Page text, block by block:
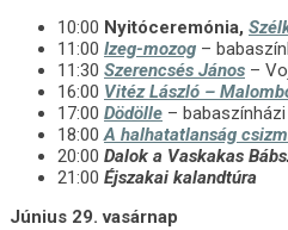
10:00 Nyitóceremónia,
11:00 Izeg-mozog –
11:30 Szerencsés János –
16:00 Vitéz László –
17:00 Dödölle –
18:00 A halhatatlanság
20:00 Dalok a Vaskakas
21:00 Éjszakai kalandtúra
Június 29. vasárnap